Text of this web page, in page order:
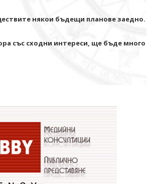
някои бъдещи планове заедно.
със сходни интереси, ще бъде много